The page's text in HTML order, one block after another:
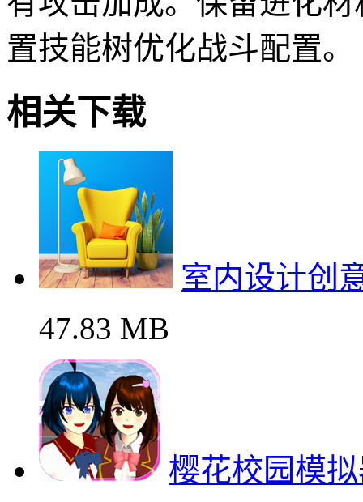
置技能树优化战斗配置。
相关下载
室内设计创
47.83 MB
樱花校园模